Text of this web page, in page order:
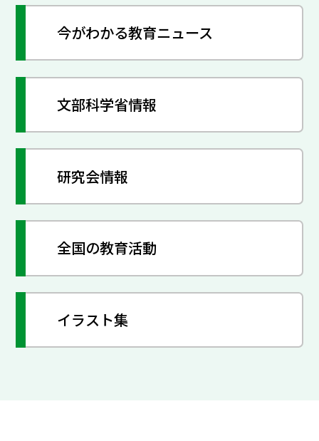
今がわかる教育ニュース
文部科学省情報
研究会情報
全国の教育活動
イラスト集